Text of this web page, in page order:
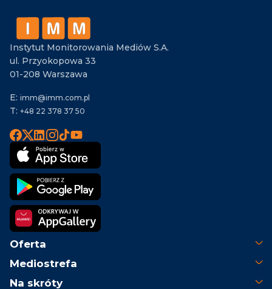
Instytut Monitorowania Mediów S.A.
ul. Przyokopowa 33
01-208 Warszawa
E: imm@imm.com.pl
T: +48 22 378 37 50
Oferta
Mediostrefa
Na skróty